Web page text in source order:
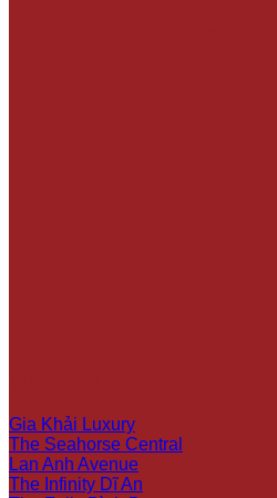
Gia Khải Luxury
The Seahorse Central
Lan Anh Avenue
The Infinity Dĩ An